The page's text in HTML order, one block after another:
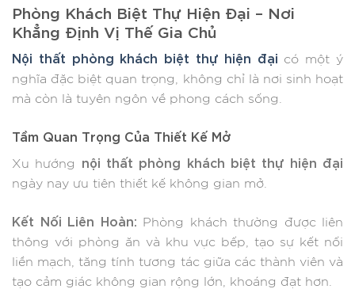
Phòng Khách Biệt Thự Hiện Đại – Nơi
Khẳng Định Vị Thế Gia Chủ
Nội thất phòng khách biệt thự hiện đại có một ý
nghĩa đặc biệt quan trọng, không chỉ là nơi sinh hoạt
mà còn là tuyên ngôn về phong cách sống.
Tầm Quan Trọng Của Thiết Kế Mở
Xu hướng nội thất phòng khách biệt thự hiện đại
ngày nay ưu tiên thiết kế không gian mở.
Kết Nối Liên Hoàn: Phòng khách thường được liên
thông với phòng ăn và khu vực bếp, tạo sự kết nối
liền mạch, tăng tính tương tác giữa các thành viên và
tạo cảm giác không gian rộng lớn, khoáng đạt hơn.